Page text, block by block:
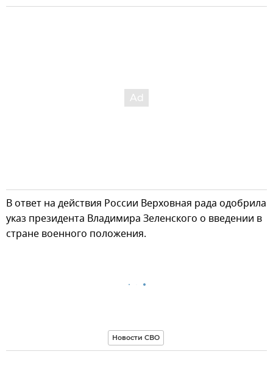
В ответ на действия России Верховная рада одобрила
указ президента Владимира Зеленского о введении в
стране военного положения.
Новости СВО